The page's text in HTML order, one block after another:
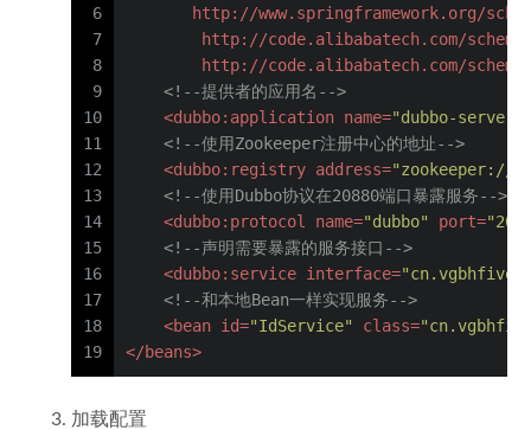
6
7
8
9
10
11
12
13
14
15
16
17
18
19
http://www.springframework.org/
http://code.alibabatech.com/
http://code.alibabatech.com/
<!--提供者的应用名-->
<dubbo:application name="dubbo-server"
<!--使用Zookeeper注册中心的地址-->
<dubbo:registry address="zookeeper://
<!--使用Dubbo协议在20880端口暴露服务-->
<dubbo:protocol name="dubbo" port=
<!--声明需要暴露的服务接口-->
<dubbo:service interface=
<!--和本地Bean一样实现服务-->
<bean id="IdService" class=
</beans>
加载配置